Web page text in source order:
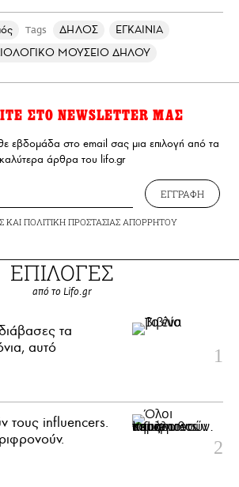
Tags ΔΗΛΟΣ
ΕΓΚΑΙΝΙΑ
ΜΟΥΣΕΙΟ ΔΗΛΟΥ
ΣΤΟ NEWSLETTER ΜΑΣ
εβδομάδα στο email σας μια επιλογή από τα
καλύτερα άρθρα του lifo.gr
ΕΓΓΡΑΦΗ
ΚΑΙ ΠΟΛΙΤΙΚΗ ΠΡΟΣΤΑΣΙΑΣ ΑΠΟΡΡΗΤΟΥ
ΕΠΙΛΟΓΕΣ
από το Lifo.gr
τα
αυτό
τους influencers.